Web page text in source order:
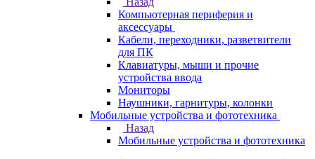
Компьютерная периферия и
аксессуары
Кабели, переходники, разветвители
для ПК
Клавиатуры, мыши и прочие
устройства ввода
Мониторы
Наушники, гарнитуры, колонки
Мобильные устройства и фототехника
Назад
Мобильные устройства и фототехника